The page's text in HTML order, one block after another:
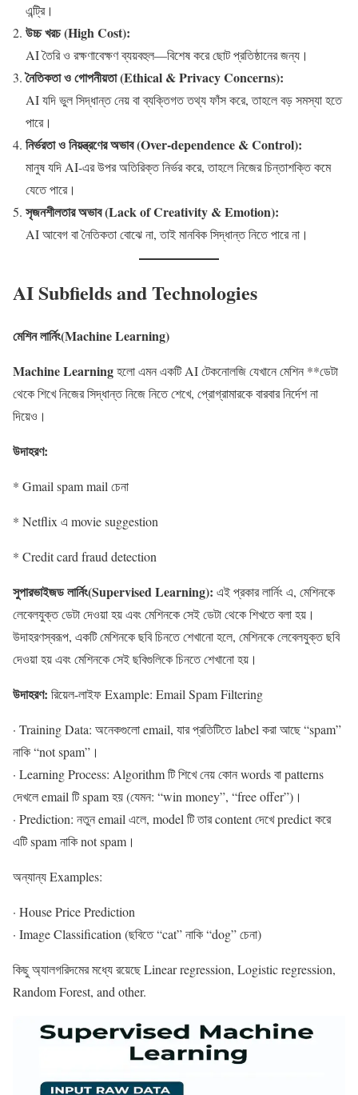
এন্ট্রি।
উচ্চ খরচ (High Cost):
AI তৈরি ও রক্ষণাবেক্ষণ ব্যয়বহুল—বিশেষ করে ছোট প্রতিষ্ঠানের জন্য।
নৈতিকতা ও গোপনীয়তা (Ethical & Privacy Concerns):
AI যদি ভুল সিদ্ধান্ত নেয় বা ব্যক্তিগত তথ্য ফাঁস করে, তাহলে বড় সমস্যা হতে
পারে।
নির্ভরতা ও নিয়ন্ত্রণের অভাব (Over-dependence & Control):
মানুষ যদি AI-এর উপর অতিরিক্ত নির্ভর করে, তাহলে নিজের চিন্তাশক্তি কমে
যেতে পারে।
সৃজনশীলতার অভাব (Lack of Creativity & Emotion):
AI আবেগ বা নৈতিকতা বোঝে না, তাই মানবিক সিদ্ধান্ত নিতে পারে না।
AI Subfields and Technologies
মেশিন লার্নিং(Machine Learning)
Machine Learningহলো এমন একটি AI টেকনোলজি যেখানে মেশিন **ডেটা
থেকে শিখে নিজের সিদ্ধান্ত নিজে নিতে শেখে, প্রোগ্রামারকে বারবার নির্দেশ না
দিয়েও।
উদাহরণ:
* Gmail spam mail চেনা
* Netflix এ movie suggestion
* Credit card fraud detection
সুপারভাইজড লার্নিং(Supervised Learning): এই প্রকার লার্নিং এ, মেশিনকে
লেবেলযুক্ত ডেটা দেওয়া হয় এবং মেশিনকে সেই ডেটা থেকে শিখতে বলা হয়।
উদাহরণস্বরূপ, একটি মেশিনকে ছবি চিনতে শেখানো হলে, মেশিনকে লেবেলযুক্ত ছবি
দেওয়া হয় এবং মেশিনকে সেই ছবিগুলিকে চিনতে শেখানো হয়।
উদাহরণ: রিয়েল-লাইফ Example: Email Spam Filtering
· Training Data: অনেকগুলো email, যার প্রতিটিতে label করা আছে “spam”
নাকি “not spam”।
· Learning Process: Algorithm টি শিখে নেয় কোন words বা patterns
দেখলে email টি spam হয় (যেমন: “win money”, “free offer”)।
· Prediction: নতুন email এলে, model টি তার content দেখে predict করে
এটি spam নাকি not spam।
অন্যান্য Examples:
· House Price Prediction
· Image Classification (ছবিতে “cat” নাকি “dog” চেনা)
কিছু অ্যালগরিদমের মধ্যে রয়েছে Linear regression, Logistic regression,
Random Forest, and other.